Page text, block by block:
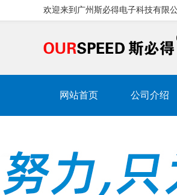
欢迎来到广州斯必得电子科技有限
网站首页 公司介绍